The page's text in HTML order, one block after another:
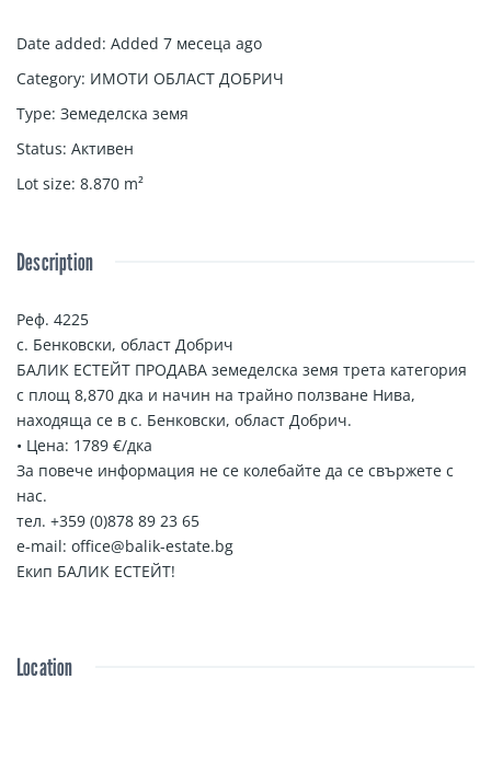
Date added: Added 7 месеца ago
Category: ИМОТИ ОБЛАСТ ДОБРИЧ
Type: Земеделска земя
Status: Активен
Lot size: 8.870 m²
Description
Реф. 4225
с. Бенковски, област Добрич
БАЛИК ЕСТЕЙТ ПРОДАВА земеделска земя трета категория
с площ 8,870 дка и начин на трайно ползване Нива,
находяща се в с. Бенковски, област Добрич.
• Цена: 1789 €/дка
За повече информация не се колебайте да се свържете с
нас.
тел. +359 (0)878 89 23 65
e-mail: office@balik-estate.bg
Екип БАЛИК ЕСТЕЙТ!
Location